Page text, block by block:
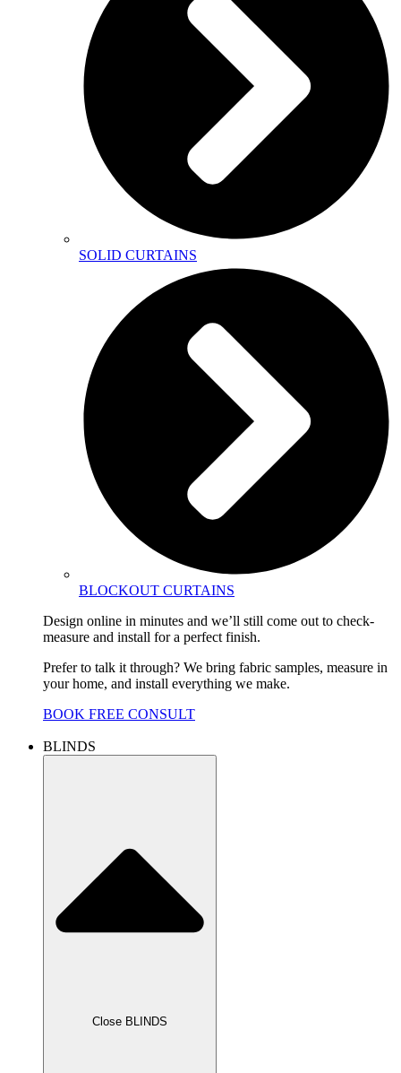
SOLID CURTAINS
BLOCKOUT CURTAINS
Design online in minutes and we’ll still come out to check-
measure and install for a perfect finish.
Prefer to talk it through? We bring fabric samples, measure in
your home, and install everything we make.
BOOK FREE CONSULT
BLINDS
Close BLINDS